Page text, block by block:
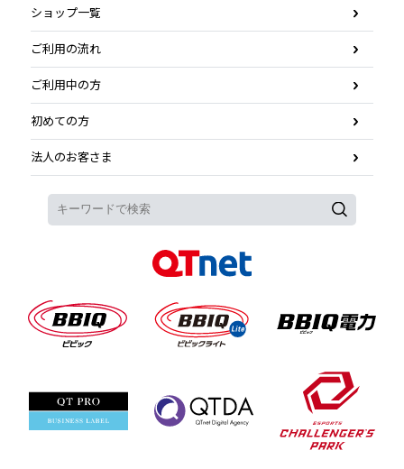
ショップ一覧
ご利用の流れ
ご利用中の方
初めての方
法人のお客さま